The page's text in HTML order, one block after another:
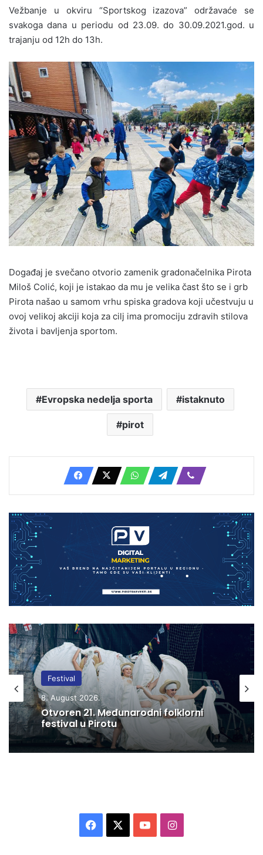
Vežbanje u okviru “Sportskog izazova” održavaće se
svakoga dana u periodu od 23.09. do 30.09.2021.god. u
trajanju od 12h do 13h.
Događaj je svečano otvorio zamenik gradonačelnika Pirota
Miloš Colić, koji je istakao da mu je velika čast što se i grb
Pirota našao u samom vrhu spiska gradova koji učestvuju u
ovoj velikoj akciji koja za cilj ima promociju zdravih stilova
života i bavljenja sportom.
Evropska nedelja sporta istaknuto
pirot
Festival
8. August 2026.
Otvoren 21. Međunarodni folklorni
festival u Pirotu
I